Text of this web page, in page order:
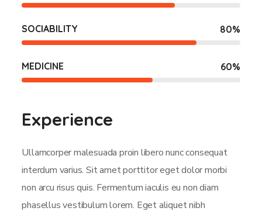
SOCIABILITY 80%
MEDICINE 60%
Experience
Ullamcorper malesuada proin libero nunc consequat
interdum varius. Sit amet porttitor eget dolor morbi
non arcu risus quis. Fermentum iaculis eu non diam
phasellus vestibulum lorem. Eget aliquet nibh